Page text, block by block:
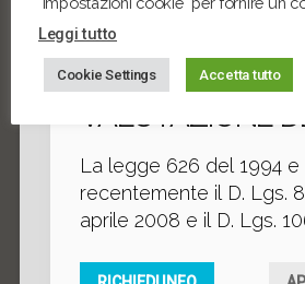
DVR –
VALUTAZIONE
La legge 626 del 1994 e
recentemente il D. Lgs.
aprile 2008 e il D. Lgs.
imprese una serie di
Leggi tutto
Cookie Settings Accetta tutto